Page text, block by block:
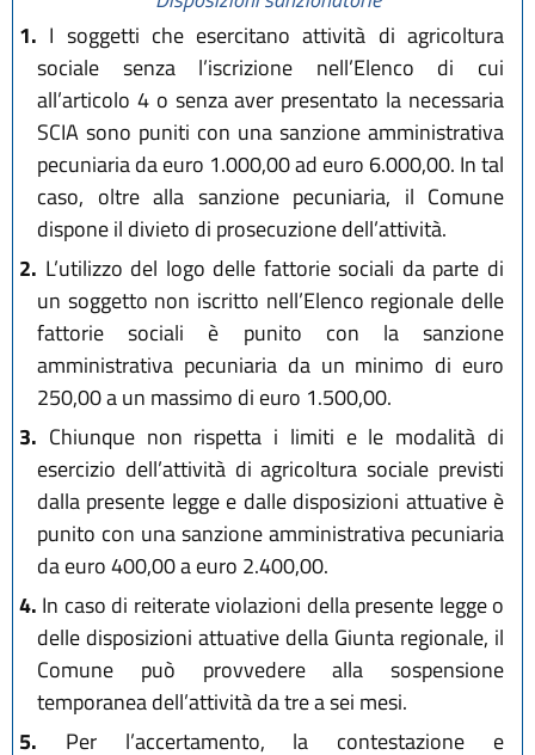
1. I soggetti che esercitano attività di agricoltura
sociale senza l’iscrizione nell’Elenco di cui
all’articolo 4 o senza aver presentato la necessaria
SCIA sono puniti con una sanzione amministrativa
pecuniaria da euro 1.000,00 ad euro 6.000,00. In tal
caso, oltre alla sanzione pecuniaria, il Comune
dispone il divieto di prosecuzione dell’attività.
2. L’utilizzo del logo delle fattorie sociali da parte di
un soggetto non iscritto nell’Elenco regionale delle
fattorie sociali è punito con la sanzione
amministrativa pecuniaria da un minimo di euro
250,00 a un massimo di euro 1.500,00.
3. Chiunque non rispetta i limiti e le modalità di
esercizio dell’attività di agricoltura sociale previsti
dalla presente legge e dalle disposizioni attuative è
punito con una sanzione amministrativa pecuniaria
da euro 400,00 a euro 2.400,00.
4. In caso di reiterate violazioni della presente legge o
delle disposizioni attuative della Giunta regionale, il
Comune può provvedere alla sospensione
temporanea dell’attività da tre a sei mesi.
5. Per l’accertamento, la contestazione e